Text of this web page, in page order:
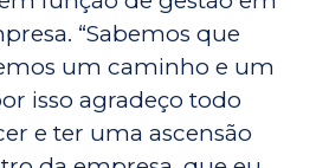
“Sabemos que
um caminho e um
isso agradeço todo
e ter uma ascensão